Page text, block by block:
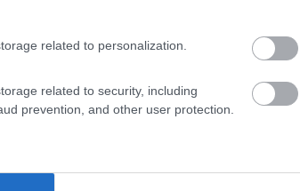
related to personalization.
related to security, including
prevention, and other user protection.
del Brennero, 5 piazzole c...